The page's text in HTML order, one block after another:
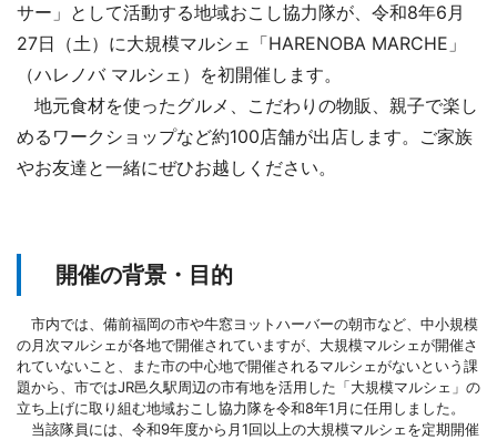
サー」として活動する地域おこし協力隊が、令和8年6月
27日（土）に大規模マルシェ「HARENOBA MARCHE」
（ハレノバ マルシェ）を初開催します。
地元食材を使ったグルメ、こだわりの物販、親子で楽し
めるワークショップなど約100店舗が出店します。ご家族
やお友達と一緒にぜひお越しください。
開催の背景・目的
市内では、備前福岡の市や牛窓ヨットハーバーの朝市など、中小規模
の月次マルシェが各地で開催されていますが、大規模マルシェが開催さ
れていないこと、また市の中心地で開催されるマルシェがないという課
題から、市ではJR邑久駅周辺の市有地を活用した「大規模マルシェ」の
立ち上げに取り組む地域おこし協力隊を令和8年1月に任用しました。
当該隊員には、令和9年度から月1回以上の大規模マルシェを定期開催